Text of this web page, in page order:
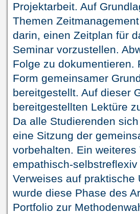
Projektarbeit. Auf
Themen
darin, einen Zeitplan für
Seminar vorzustellen.
Folge zu dokumentieren.
Form gemeinsamer
bereitgestellt. Auf dieser
bereitgestellten Lektüre
Da alle Studierenden
eine Sitzung der
vorbehalten. Ein
empathisch-
Verweises auf praktische
wurde diese Phase des
Portfolio zur